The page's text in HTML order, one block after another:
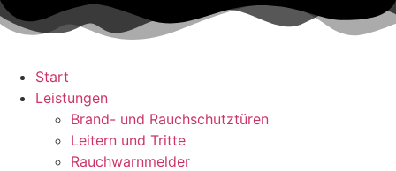
Start
Leistungen
Brand- und Rauchschutztüren
Leitern und Tritte
Rauchwarnmelder